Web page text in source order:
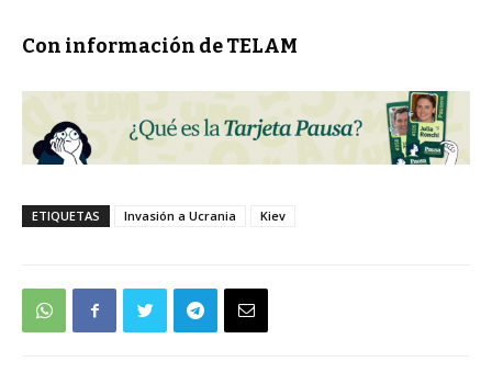
Con información de TELAM
ETIQUETAS Invasión a Ucrania Kiev